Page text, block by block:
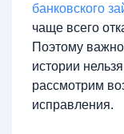
банковского
чаще всего
Поэтому
истории
рассмотрим
исправления.